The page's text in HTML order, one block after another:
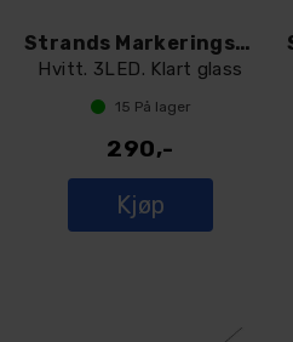
Strands Markeringslys LED Dark Knight
Hvitt. 3LED. Klart glass
15 På lager
290,-
Kjøp